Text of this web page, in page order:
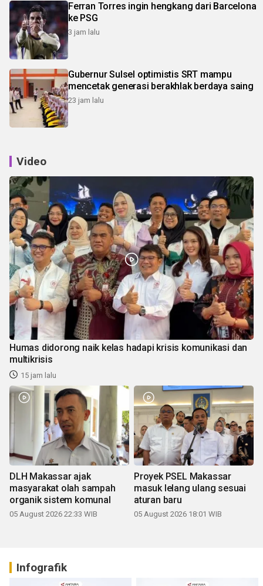
Ferran Torres ingin hengkang dari Barcelona
ke PSG
3 jam lalu
Gubernur Sulsel optimistis SRT mampu
mencetak generasi berakhlak berdaya saing
23 jam lalu
Video
Humas didorong naik kelas hadapi krisis komunikasi dan
multikrisis
15 jam lalu
DLH Makassar ajak
masyarakat olah sampah
organik sistem komunal
05 August 2026 22:33 WIB
Proyek PSEL Makassar
masuk lelang ulang sesuai
aturan baru
05 August 2026 18:01 WIB
Infografik